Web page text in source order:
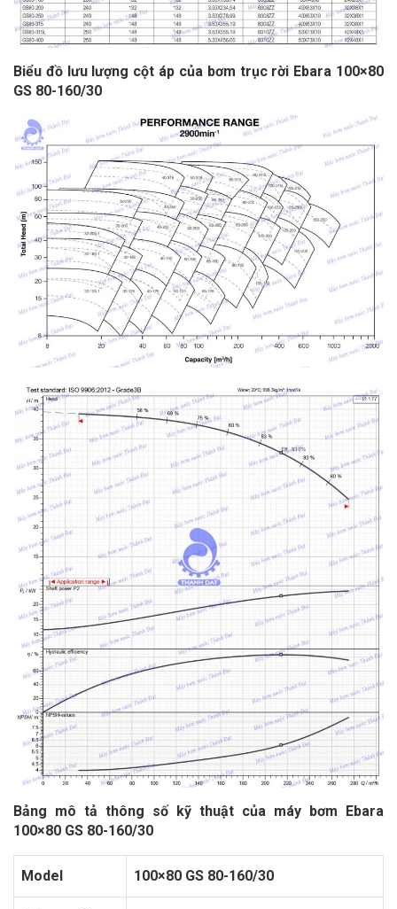
Biểu đồ lưu lượng cột áp của bơm trục rời Ebara 100×80
GS 80-160/30
Bảng mô tả thông số kỹ thuật của máy bơm Ebara
100×80 GS 80-160/30
Model 100×80 GS 80-160/30